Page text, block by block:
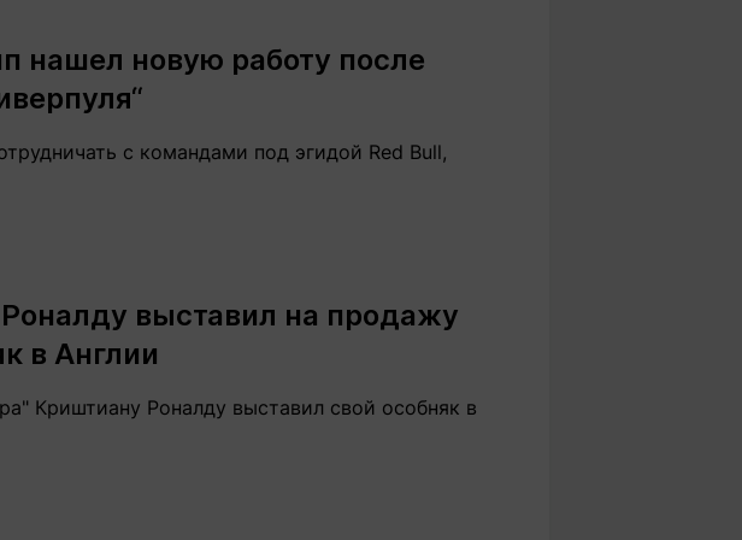
Блоги
Обзоры
Путевые
Заилийского
Алатау
Учебные
нашел новую работу после
с командами под эгидой Red Bull,
выставил на продажу
в Англии
Криштиану Роналду выставил свой особняк в